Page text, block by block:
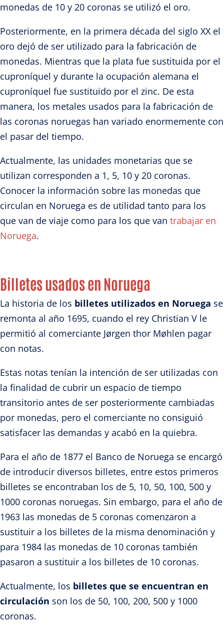
monedas de 10 y 20 coronas se utilizó el oro.
Posteriormente, en la primera década del siglo XX el
oro dejó de ser utilizado para la fabricación de
monedas. Mientras que la plata fue sustituida por el
cuproníquel y durante la ocupación alemana el
cuproníquel fue sustituido por el zinc. De esta
manera, los metales usados para la fabricación de
las coronas noruegas han variado enormemente con
el pasar del tiempo.
Actualmente, las unidades monetarias que se
utilizan corresponden a 1, 5, 10 y 20 coronas.
Conocer la información sobre las monedas que
circulan en Noruega es de utilidad tanto para los
que van de viaje como para los que van trabajar en
Noruega.
Billetes usados en Noruega
La historia de los billetes utilizados en Noruega se
remonta al año 1695, cuando el rey Christian V le
permitió al comerciante Jørgen thor Møhlen pagar
con notas.
Estas notas tenían la intención de ser utilizadas con
la finalidad de cubrir un espacio de tiempo
transitorio antes de ser posteriormente cambiadas
por monedas, pero el comerciante no consiguió
satisfacer las demandas y acabó en la quiebra.
Para el año de 1877 el Banco de Noruega se encargó
de introducir diversos billetes, entre estos primeros
billetes se encontraban los de 5, 10, 50, 100, 500 y
1000 coronas noruegas. Sin embargo, para el año de
1963 las monedas de 5 coronas comenzaron a
sustituir a los billetes de la misma denominación y
para 1984 las monedas de 10 coronas también
pasaron a sustituir a los billetes de 10 coronas.
Actualmente, los billetes que se encuentran en
circulación son los de 50, 100, 200, 500 y 1000
coronas.